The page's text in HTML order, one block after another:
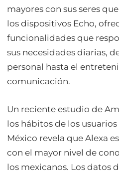
mayores con sus seres
los dispositivos Echo,
funcionalidades que
sus necesidades diarias,
personal hasta el
comunicación.
Un reciente estudio de
los hábitos de los
México revela que Alexa
con el mayor nivel de
los mexicanos. Los datos